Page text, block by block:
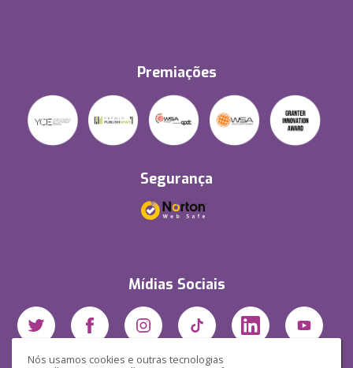
Nós usamos cookies e outras tecnologias
Premiações
Segurança
Mídias Sociais